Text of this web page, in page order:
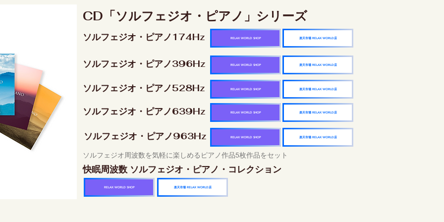
CD「ソルフェジオ・ピアノ」シリーズ
ソルフェジオ・ピアノ174Hz 楽天市場 RELAX WORLD店
RELAX WORLD SHOP
ソルフェジオ・ピアノ396Hz 楽天市場 RELAX WORLD店
RELAX WORLD SHOP
ソルフェジオ・ピアノ528Hz 楽天市場 RELAX WORLD店
RELAX WORLD SHOP
ソルフェジオ・ピアノ639Hz 楽天市場 RELAX WORLD店
RELAX WORLD SHOP
ソルフェジオ・ピアノ963Hz 楽天市場 RELAX WORLD店
RELAX WORLD SHOP
ソルフェジオ周波数を気軽に楽しめるピアノ作品5枚作品をセット
快眠周波数 ソルフェジオ・ピアノ・コレクション
RELAX WORLD SHOP 楽天市場 RELAX WORLD店